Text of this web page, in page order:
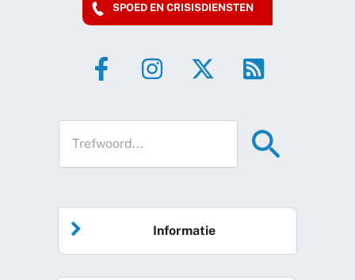
SPOED EN CRISISDIENSTEN
Informatie